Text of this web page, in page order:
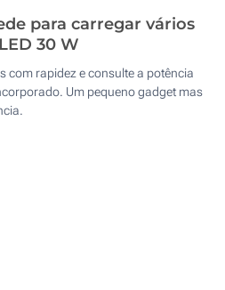
para carregar vários
30 W
com rapidez e consulte a potência
Um pequeno gadget mas